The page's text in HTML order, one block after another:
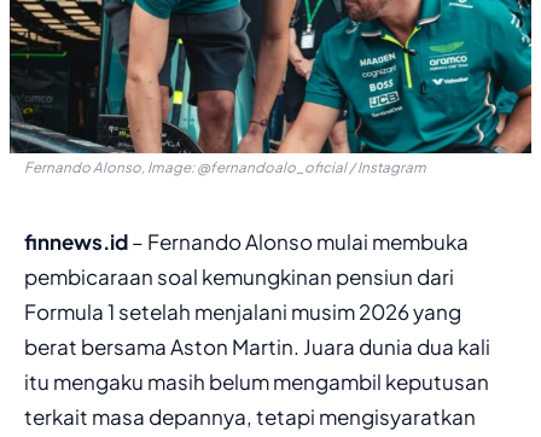
Fernando Alonso, Image: @fernandoalo_oficial / Instagram
finnews.id– Fernando Alonso mulai membuka
pembicaraan soal kemungkinan pensiun dari
Formula 1 setelah menjalani musim 2026 yang
berat bersama Aston Martin. Juara dunia dua kali
itu mengaku masih belum mengambil keputusan
terkait masa depannya, tetapi mengisyaratkan